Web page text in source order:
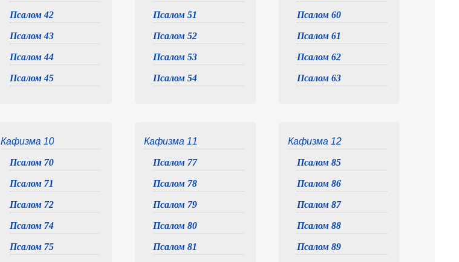
Псалом 42
Псалом 43
Псалом 44
Псалом 45
Псалом 51
Псалом 52
Псалом 53
Псалом 54
Псалом 60
Псалом 61
Псалом 62
Псалом 63
Кафизма 10
Псалом 70
Псалом 71
Псалом 72
Псалом 74
Псалом 75
Кафизма 11
Псалом 77
Псалом 78
Псалом 79
Псалом 80
Псалом 81
Кафизма 12
Псалом 85
Псалом 86
Псалом 87
Псалом 88
Псалом 89